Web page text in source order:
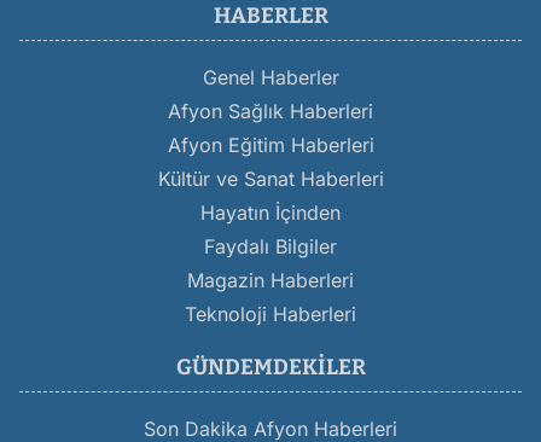
HABERLER
Genel Haberler
Afyon Sağlık Haberleri
Afyon Eğitim Haberleri
Kültür ve Sanat Haberleri
Hayatın İçinden
Faydalı Bilgiler
Magazin Haberleri
Teknoloji Haberleri
GÜNDEMDEKILER
Son Dakika Afyon Haberleri